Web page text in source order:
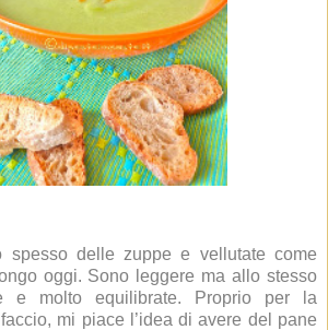
spesso delle zuppe e vellutate come
oggi. Sono leggere ma allo stesso
e molto equilibrate. Proprio per la
mi piace l’idea di avere del pane